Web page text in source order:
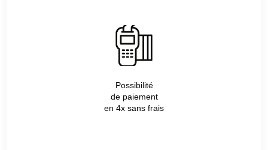
Possibilité
de paiement
en 4x sans frais